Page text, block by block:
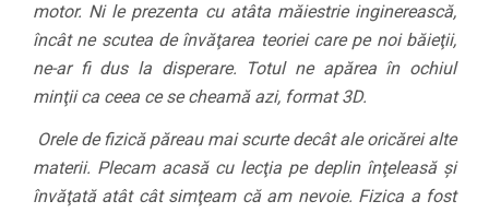
motor. Ni le prezenta cu atâta măiestrie inginerească,
încât ne scutea de învăţarea teoriei care pe noi băieţii,
ne-ar fi dus la disperare. Totul ne apărea în ochiul
minţii ca ceea ce se cheamă azi, format 3D.
Orele de fizică păreau mai scurte decât ale oricăreialte
materii. Plecam acasă cu lecţia pe deplin înţeleasă şi
învăţată atât cât simţeam că am nevoie. Fizica a fost